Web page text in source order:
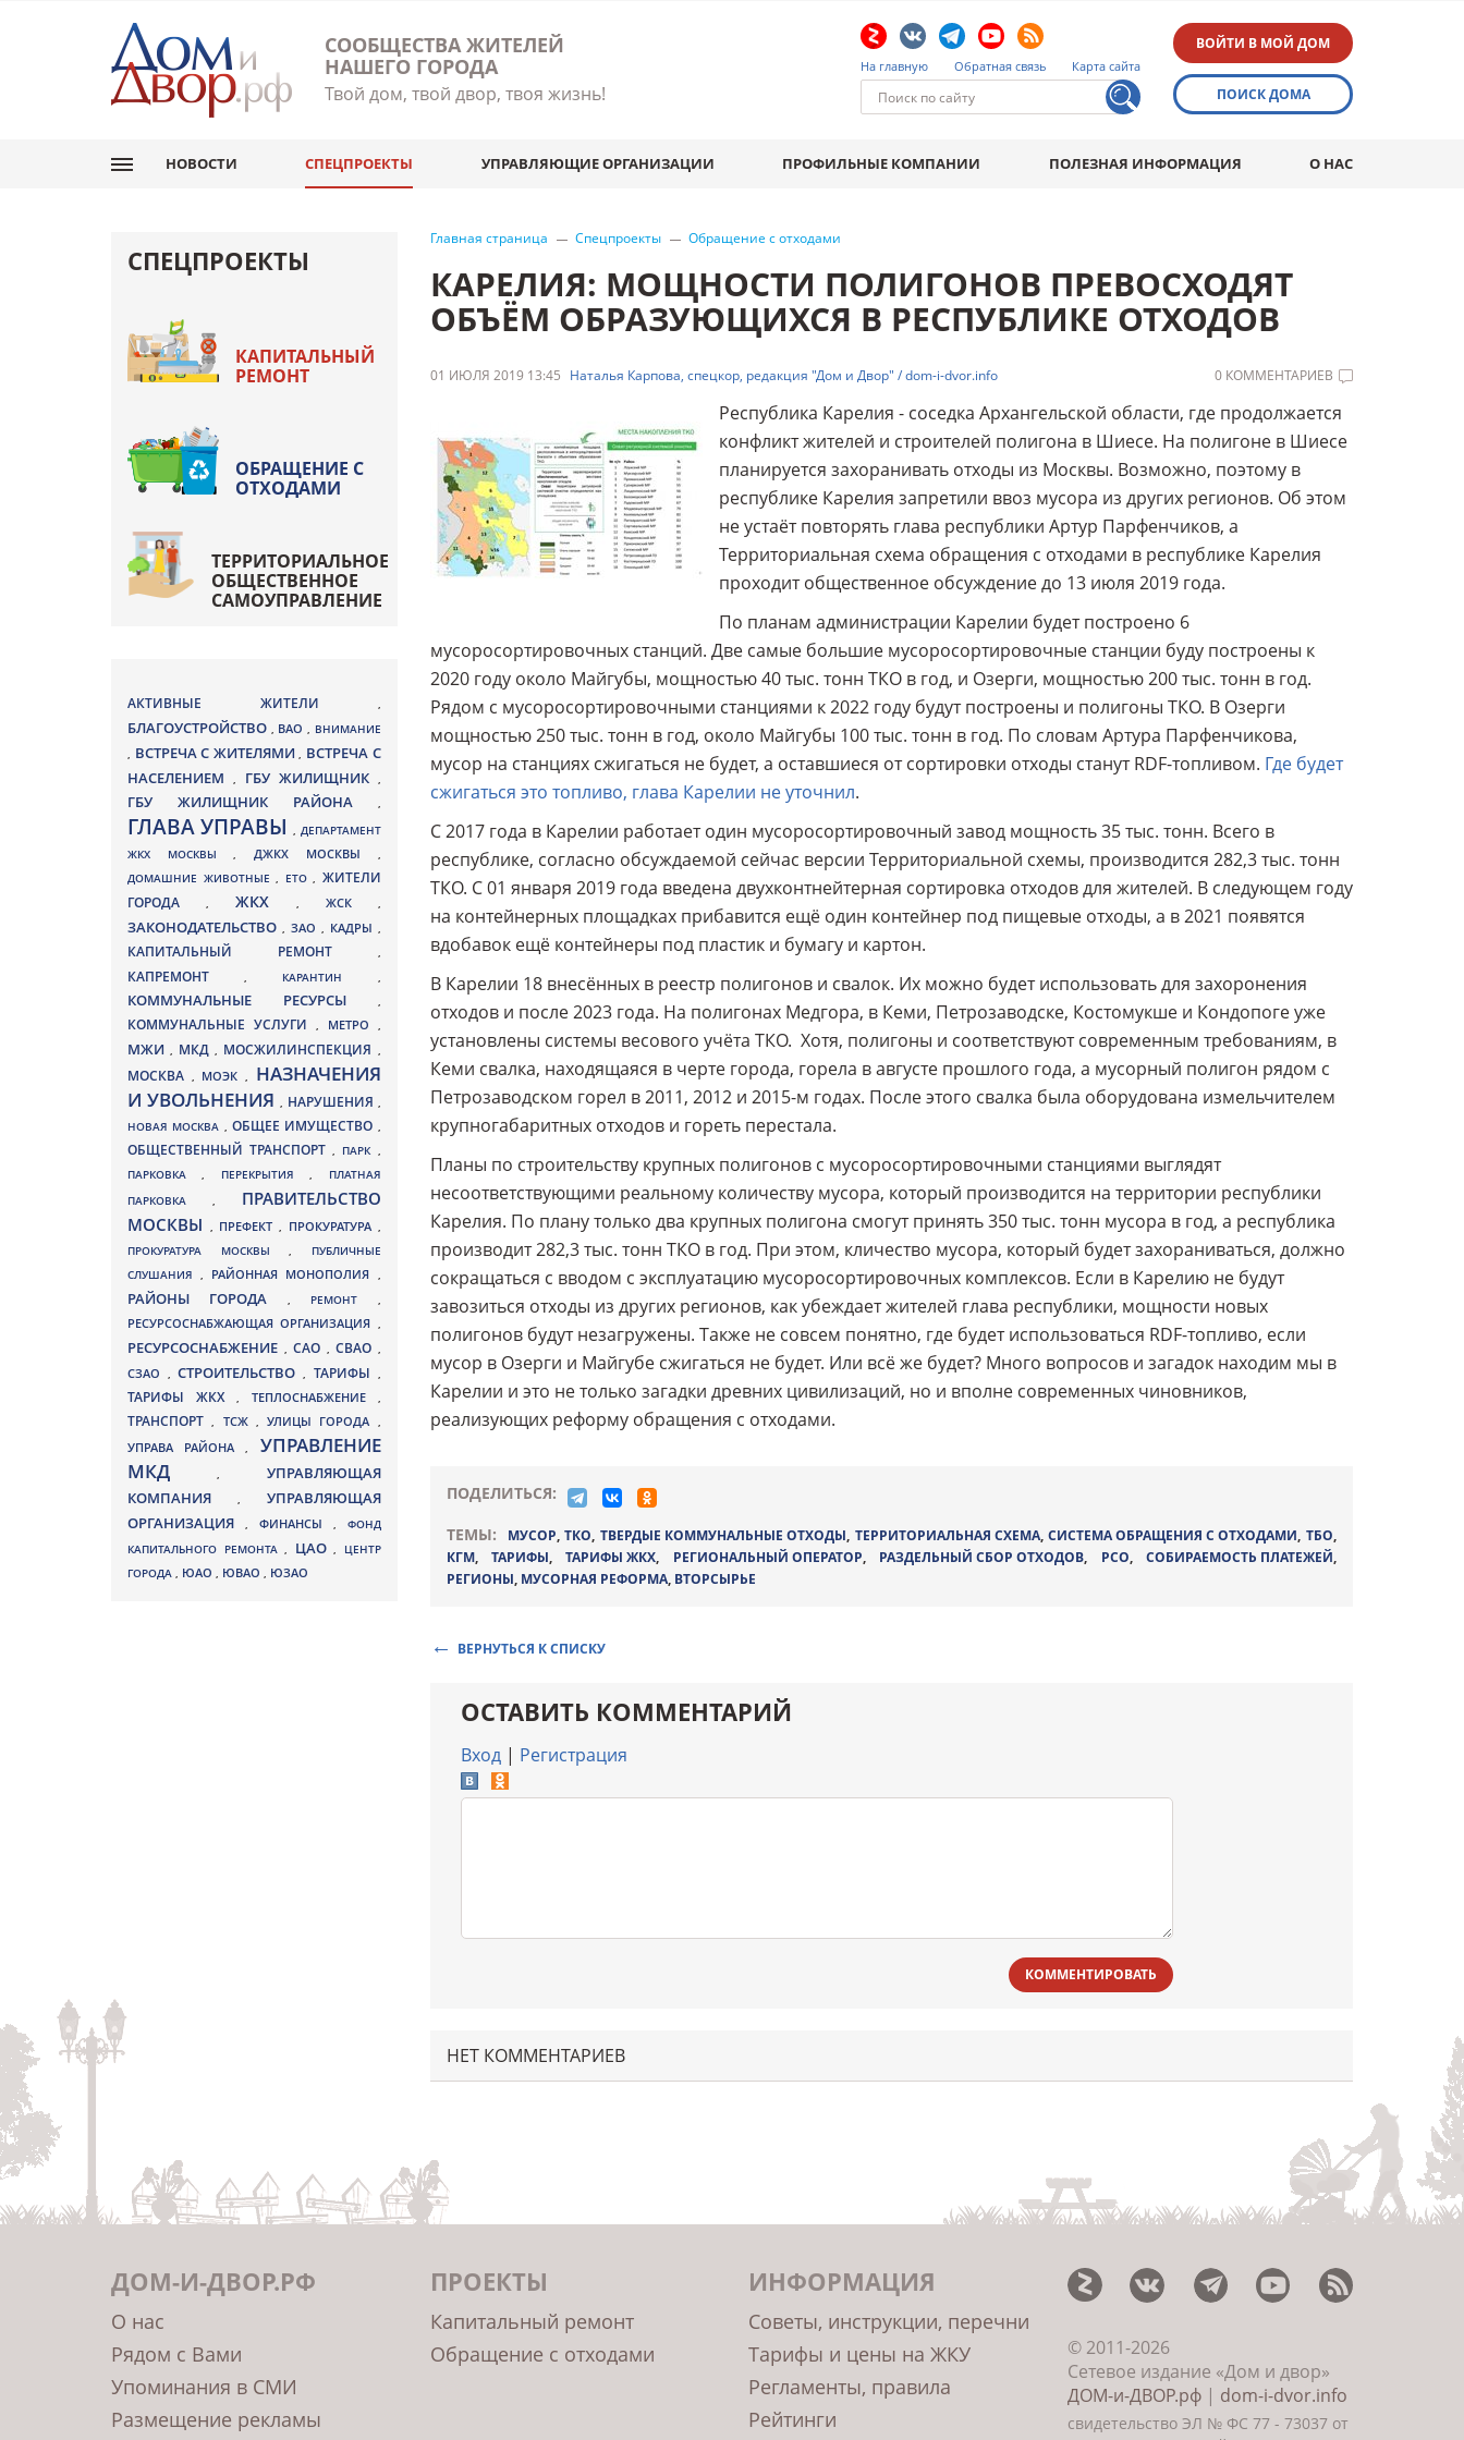
СООБЩЕСТВА ЖИТЕЛЕЙ
НАШЕГО ГОРОДА
Твой дом, твой двор, твоя жизнь!
На главную Обратная связь Карта сайта
ВОЙТИ В МОЙ ДОМ
ПОИСК ДОМА
НОВОСТИ СПЕЦПРОЕКТЫ УПРАВЛЯЮЩИЕ ОРГАНИЗАЦИИ ПРОФИЛЬНЫЕ КОМПАНИИ ПОЛЕЗНАЯ ИНФОРМАЦИЯ О НАС
Главная страница Спецпроекты Обращение с отходами
КАРЕЛИЯ: МОЩНОСТИ ПОЛИГОНОВ ПРЕВОСХОДЯТ
ОБЪЁМ ОБРАЗУЮЩИХСЯ В РЕСПУБЛИКЕ ОТХОДОВ
01 ИЮЛЯ 2019 13:45 Наталья Карпова, спецкор, редакция "Дом и Двор" / dom-i-dvor.info 0 КОММЕНТАРИЕВ
Республика Карелия - соседка Архангельской области, где продолжается
конфликт жителей и строителей полигона в Шиесе. На полигоне в Шиесе
планируется захоранивать отходы из Москвы. Возможно, поэтому в
республике Карелия запретили ввоз мусора из других регионов. Об этом
не устаёт повторять глава республики Артур Парфенчиков, а
Территориальная схема обращения с отходами в республике Карелия
проходит общественное обсуждение до 13 июля 2019 года.
По планам администрации Карелии будет построено 6
мусоросортировочных станций. Две самые большие мусоросортировочные станции буду построены к
2020 году около Майгубы, мощностью 40 тыс. тонн ТКО в год, и Озерги, мощностью 200 тыс. тонн в год.
Рядом с мусоросортировочными станциями к 2022 году будут построены и полигоны ТКО. В Озерги
мощностью 250 тыс. тонн в год, около Майгубы 100 тыс. тонн в год. По словам Артура Парфенчикова,
мусор на станциях сжигаться не будет, а оставшиеся от сортировки отходы станут RDF-топливом. Где будет
сжигаться это топливо, глава Карелии не уточнил.
С 2017 года в Карелии работает один мусоросортировочный завод мощность 35 тыс. тонн. Всего в
республике, согласно обсуждаемой сейчас версии Территориальной схемы, производится 282,3 тыс. тонн
ТКО. С 01 января 2019 года введена двухконтнейтерная сортировка отходов для жителей. В следующем году
на контейнерных площадках прибавится ещё один контейнер под пищевые отходы, а в 2021 появятся
вдобавок ещё контейнеры под пластик и бумагу и картон.
В Карелии 18 внесённых в реестр полигонов и свалок. Их можно будет использовать для захоронения
отходов и после 2023 года. На полигонах Медгора, в Кеми, Петрозаводске, Костомукше и Кондопоге уже
установлены системы весового учёта ТКО. Хотя, полигоны и соответствуют современным требованиям, в
Кеми свалка, находящаяся в черте города, горела в августе прошлого года, а мусорный полигон рядом с
Петрозаводском горел в 2011, 2012 и 2015-м годах. После этого свалка была оборудована измельчителем
крупногабаритных отходов и гореть перестала.
Планы по строительству крупных полигонов с мусоросортировочными станциями выглядят
несоответствующими реальному количеству мусора, который производится на территории республики
Карелия. По плану только два крупных полигона смогут принять 350 тыс. тонн мусора в год, а республика
производит 282,3 тыс. тонн ТКО в год. При этом, кличество мусора, который будет захораниваться, должно
сокращаться с вводом с эксплуатацию мусоросортировочных комплексов. Если в Карелию не будут
завозиться отходы из других регионов, как убеждает жителей глава республики, мощности новых
полигонов будут незагружены. Также не совсем понятно, где будет использоваться RDF-топливо, если
мусор в Озерги и Майгубе сжигаться не будет. Или всё же будет? Много вопросов и загадок находим мы в
Карелии и это не только загадки древних цивилизаций, но и вполне современных чиновников,
реализующих реформу обращения с отходами.
ПОДЕЛИТЬСЯ:
ТЕМЫ:
МУСОР,ТКО, ТВЕРДЫЕ КОММУНАЛЬНЫЕ ОТХОДЫ, ТЕРРИТОРИАЛЬНАЯ СХЕМА,СИСТЕМА ОБРАЩЕНИЯ С ОТХОДАМИ,ТБО,
КГМ, ТАРИФЫ,ТАРИФЫ ЖКХ, РЕГИОНАЛЬНЫЙ ОПЕРАТОР, РАЗДЕЛЬНЫЙ СБОР ОТХОДОВ, РСО,СОБИРАЕМОСТЬ ПЛАТЕЖЕЙ,
РЕГИОНЫ, МУСОРНАЯ РЕФОРМА, ВТОРСЫРЬЕ
ВЕРНУТЬСЯ К СПИСКУ
ОСТАВИТЬ КОММЕНТАРИЙ
Вход| Регистрация
КОММЕНТИРОВАТЬ
НЕТ КОММЕНТАРИЕВ
СПЕЦПРОЕКТЫ
КАПИТАЛЬНЫЙ
РЕМОНТ
ОБРАЩЕНИЕ С
ОТХОДАМИ
ТЕРРИТОРИАЛЬНОЕ
ОБЩЕСТВЕННОЕ
САМОУПРАВЛЕНИЕ
АКТИВНЫЕ ЖИТЕЛИ ,
БЛАГОУСТРОЙСТВО , ВАО , ВНИМАНИЕ
, ВСТРЕЧА С ЖИТЕЛЯМИ, ВСТРЕЧА С
НАСЕЛЕНИЕМ
, ГБУ ЖИЛИЩНИК ,
ГБУ ЖИЛИЩНИК РАЙОНА ,
ГЛАВА УПРАВЫ, ДЕПАРТАМЕНТ
ЖКХ МОСКВЫ,ДЖКХ МОСКВЫ ,
ДОМАШНИЕ ЖИВОТНЫЕ , ЕТО , ЖИТЕЛИ
ГОРОДА
, ЖКХ , ЖСК ,
ЗАКОНОДАТЕЛЬСТВО , ЗАО , КАДРЫ ,
КАПИТАЛЬНЫЙ РЕМОНТ ,
КАПРЕМОНТ , КАРАНТИН ,
КОММУНАЛЬНЫЕ РЕСУРСЫ ,
КОММУНАЛЬНЫЕ УСЛУГИ , МЕТРО ,
МЖИ, МКД , МОСЖИЛИНСПЕКЦИЯ ,
МОСКВА , МОЭК ,
НАЗНАЧЕНИЯ
И УВОЛЬНЕНИЯ , НАРУШЕНИЯ ,
НОВАЯ МОСКВА , ОБЩЕЕ ИМУЩЕСТВО ,
ОБЩЕСТВЕННЫЙ ТРАНСПОРТ, ПАРК ,
ПАРКОВКА, ПЕРЕКРЫТИЯ,
ПЛАТНАЯ
ПАРКОВКА ,
ПРАВИТЕЛЬСТВО
МОСКВЫ , ПРЕФЕКТ, ПРОКУРАТУРА ,
ПРОКУРАТУРА МОСКВЫ ,
ПУБЛИЧНЫЕ
СЛУШАНИЯ, РАЙОННАЯ МОНОПОЛИЯ ,
РАЙОНЫ ГОРОДА , РЕМОНТ ,
РЕСУРСОСНАБЖАЮЩАЯ ОРГАНИЗАЦИЯ ,
РЕСУРСОСНАБЖЕНИЕ , САО , СВАО ,
СЗАО ,СТРОИТЕЛЬСТВО, ТАРИФЫ ,
ТАРИФЫ ЖКХ , ТЕПЛОСНАБЖЕНИЕ ,
ТРАНСПОРТ, ТСЖ , УЛИЦЫ ГОРОДА ,
УПРАВА РАЙОНА, УПРАВЛЕНИЕ
МКД, УПРАВЛЯЮЩАЯ
КОМПАНИЯ
, УПРАВЛЯЮЩАЯ
ОРГАНИЗАЦИЯ
, ФИНАНСЫ , ФОНД
КАПИТАЛЬНОГО РЕМОНТА , ЦАО ,
ЦЕНТР
ГОРОДА , ЮАО , ЮВАО , ЮЗАО
ДОМ-И-ДВОР.РФ
О нас
Рядом с Вами
Упоминания в СМИ
Размещение рекламы
ПРОЕКТЫ
Капитальный ремонт
Обращение с отходами
ИНФОРМАЦИЯ
Советы, инструкции, перечни
Тарифы и цены на ЖКУ
Регламенты, правила
Рейтинги
© 2011-2026
Сетевое издание «Дом и двор»
ДОМ-и-ДВОР.рф| dom-i-dvor.info
свидетельство ЭЛ № ФС 77 - 73037 от